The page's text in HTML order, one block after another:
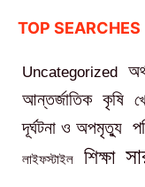
TOP SEARCHES
Uncategorized
আন্তর্জাতিক কৃষি
দূর্ঘটনা ও অপমৃত্যু
লাইফস্টাইল শিক্ষা